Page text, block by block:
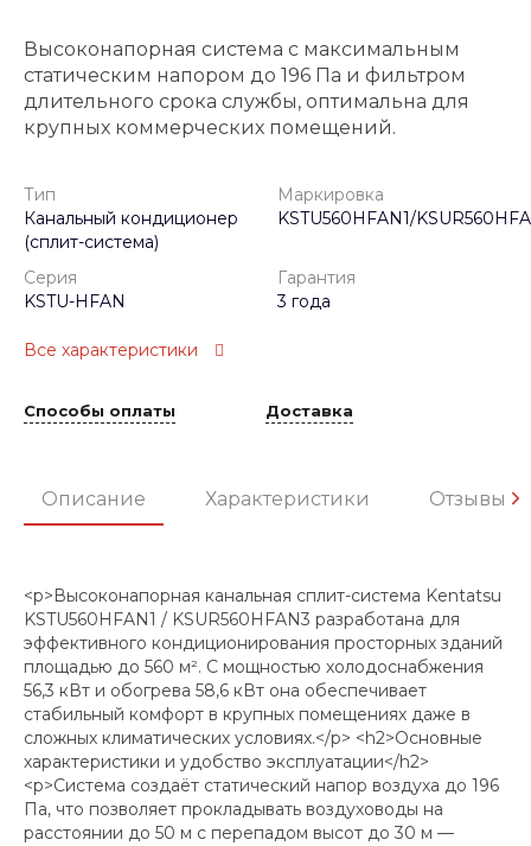
Высоконапорная система с максимальным
статическим напором до 196 Па и фильтром
длительного срока службы, оптимальна для
крупных коммерческих помещений.
Тип
Канальный кондиционер
(сплит-система)
Маркировка
KSTU560HFAN1/
Серия
KSTU-HFAN
Гарантия
3 года
Все характеристики
Способы оплаты Доставка
Описание Характеристики Отзывы
<p>Высоконапорная канальная сплит-система Kentatsu
KSTU560HFAN1 / KSUR560HFAN3 разработана для
эффективного кондиционирования просторных зданий
площадью до 560 м². С мощностью холодоснабжения
56,3 кВт и обогрева 58,6 кВт она обеспечивает
стабильный комфорт в крупных помещениях даже в
сложных климатических условиях.</p> <h2>Основные
характеристики и удобство эксплуатации</h2>
<p>Система создаёт статический напор воздуха до 196
Па, что позволяет прокладывать воздуховоды на
расстоянии до 50 м с перепадом высот до 30 м —